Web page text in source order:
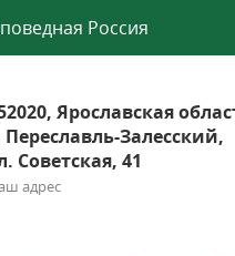
Россия
Ярославская
Переславль-Залесский,
Советская, 41
адрес